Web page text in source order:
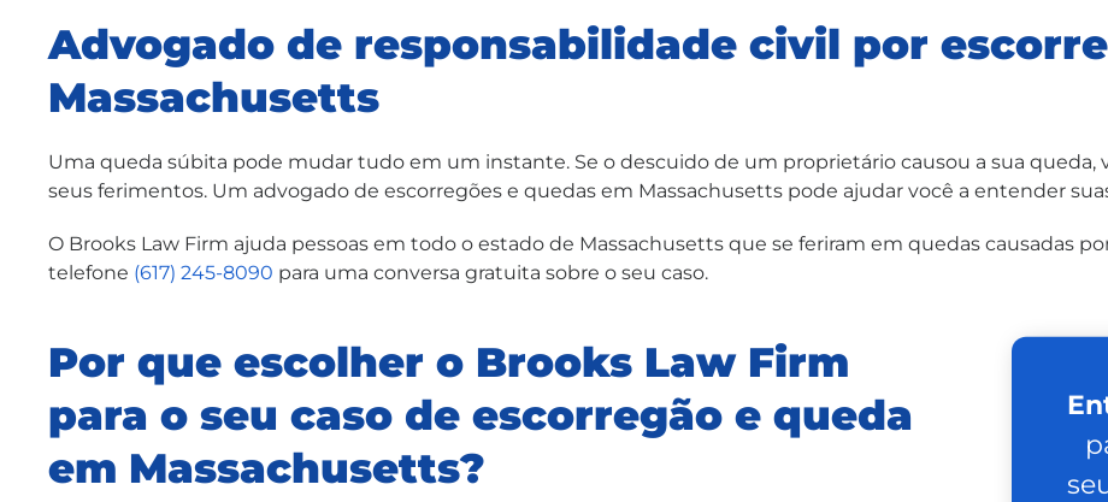
Advogado de responsabilidade civil por
Massachusetts
Uma queda súbita pode mudar tudo em um instante. Se o descuido de um proprietário causou a sua
seus ferimentos. Um advogado de escorregões e quedas em Massachusetts pode ajudar você a entender
O Brooks Law Firm ajuda pessoas em todo o estado de Massachusetts que se feriram em quedas causadas
telefone (617) 245-8090 para uma conversa gratuita sobre o seu caso.
Por que escolher o Brooks Law Firm
para o seu caso de escorregão e queda
em Massachusetts?